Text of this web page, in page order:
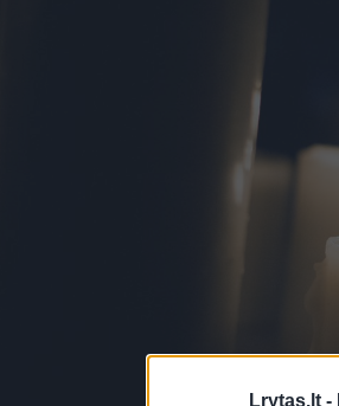
Lrytas.lt -